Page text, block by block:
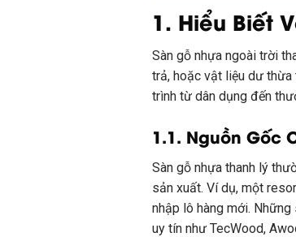
1. Hiểu Biết
Sàn gỗ nhựa ngoài trời
trả, hoặc vật liệu dư thừa
trình từ dân dụng đến
1.1. Nguồn Gốc
Sàn gỗ nhựa thanh lý
sản xuất. Ví dụ, một
nhập lô hàng mới.
uy tín như TecWood,